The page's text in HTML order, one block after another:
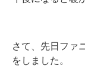
さて、先日ファ
をしました。